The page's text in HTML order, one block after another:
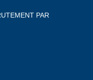
PAR